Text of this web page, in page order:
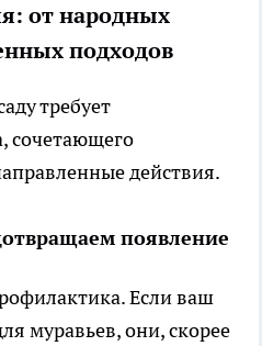
от народных
подходов
требует
сочетающего
действия.
появление
Если ваш
муравьев, они, скорее